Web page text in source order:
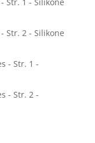
Str. 2 - Silikone
- Str. 1 -
- Str. 2 -